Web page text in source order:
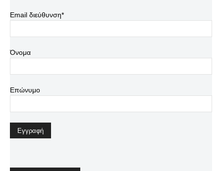
Email διεύθυνση*
Όνομα
Επώνυμο